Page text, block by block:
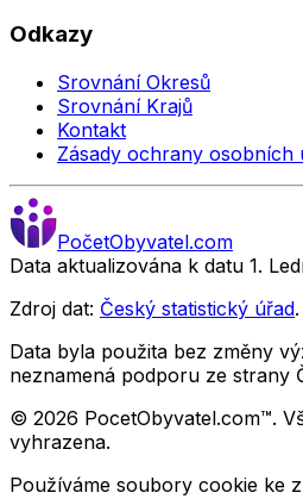
Odkazy
Srovnání Okresů
Srovnání Krajů
Kontakt
Zásady ochrany osobních
PočetObyvatel.com
Data aktualizována k datu 1.
Zdroj dat: Český statistický úřad.
Data byla použita bez změny
neznamená podporu ze strany
© 2026 PocetObyvatel.com™.
vyhrazena.
Používáme soubory cookie ke